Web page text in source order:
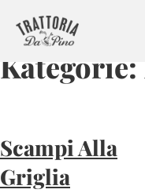
Kategorie:
Scampi Alla
Griglia